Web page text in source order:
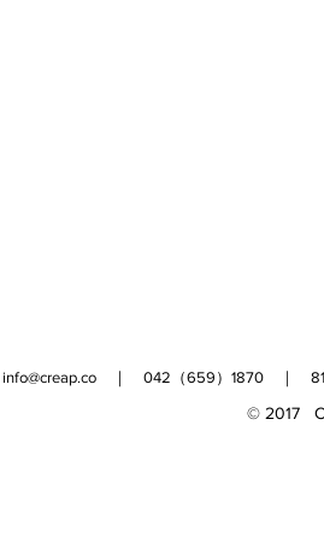
info@creap.co ｜ 042（659）1870 ｜ 81-
© 2017